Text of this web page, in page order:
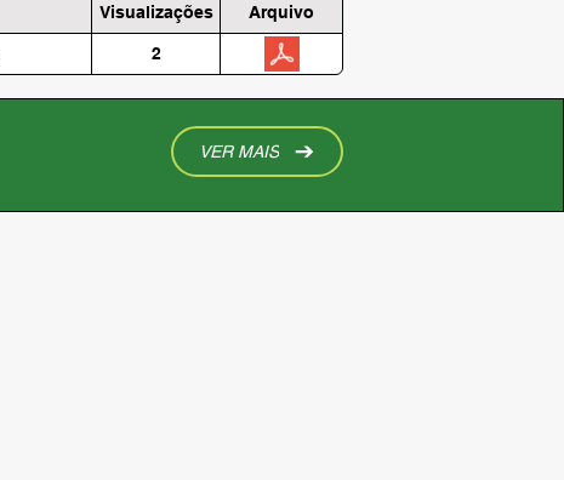
Visualizações Arquivo
2
VER MAIS